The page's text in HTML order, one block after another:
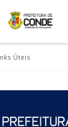
Úteis